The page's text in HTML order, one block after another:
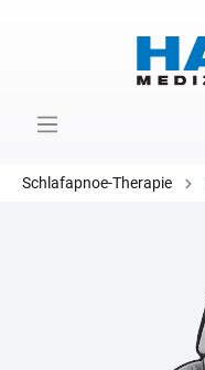
Schlafapnoe-Therapie